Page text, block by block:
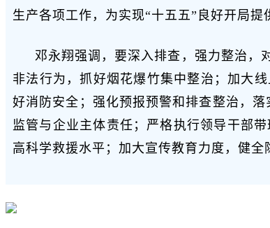
生产各项工作，为实现“十五五”良好开局提
邓永翔强调，要深入排查，强力整治，
非法行为，抓好烟花爆竹集中整治；加大
好消防安全；强化预报预警和排查整治，
监管与企业主体责任；严格执行领导干部
高科学救援水平；加大宣传教育力度，健全